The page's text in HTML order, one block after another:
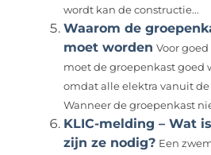
wordt kan de constructie...
Waarom de
moet worden Voor
moet de groepenkast goed
omdat alle elektra vanuit
Wanneer de groepenkast
KLIC-melding – Wat
zijn ze nodig? Een